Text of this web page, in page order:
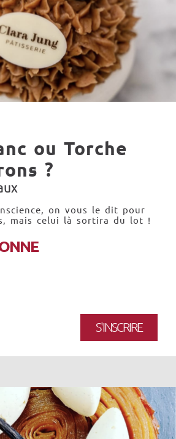
ou Torche
?
on vous le dit pour
mais celui là sortira du lot !
S'INSCRIRE